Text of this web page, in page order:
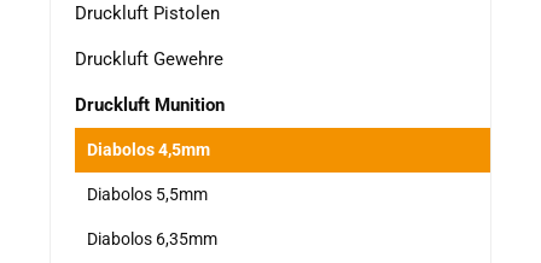
Druckluft Pistolen
Druckluft Gewehre
Druckluft Munition
Diabolos 4,5mm
Diabolos 5,5mm
Diabolos 6,35mm